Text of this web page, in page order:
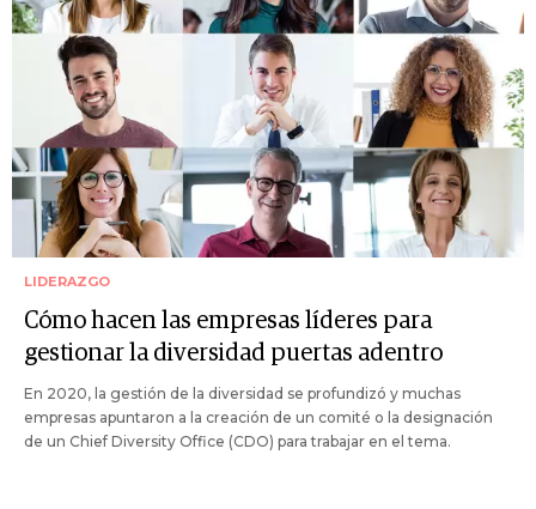
LIDERAZGO
Cómo hacen las empresas líderes para
gestionar la diversidad puertas adentro
En 2020, la gestión de la diversidad se profundizó y muchas
empresas apuntaron a la creación de un comité o la designación
de un Chief Diversity Office (CDO) para trabajar en el tema.